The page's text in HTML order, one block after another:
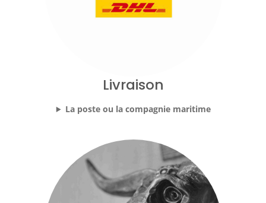
Livraison
La poste ou la compagnie maritime